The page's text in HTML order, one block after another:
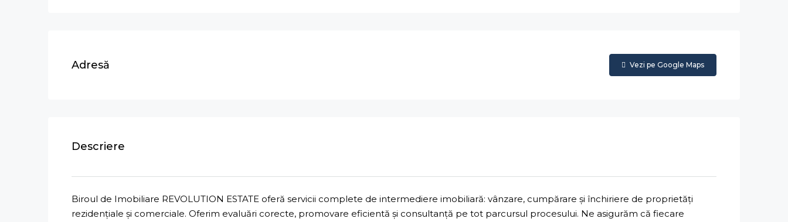
Adresă Vezi pe Google Maps
Descriere
Biroul de Imobiliare REVOLUTION ESTATE oferă servicii complete de intermediere imobiliară: vânzare, cumpărare și închiriere de proprietăți
rezidențiale și comerciale. Oferim evaluări corecte, promovare eficientă și consultanță pe tot parcursul procesului. Ne asigurăm că fiecare